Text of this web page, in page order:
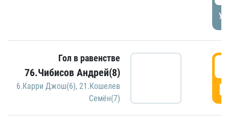
Гол в равенстве
76.Чибисов Андрей(8)
6.Карри Джош(6), 21.Кошелев
Семён(7)